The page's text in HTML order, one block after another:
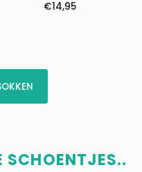
Normale
€14,95
SCHOENTJES..